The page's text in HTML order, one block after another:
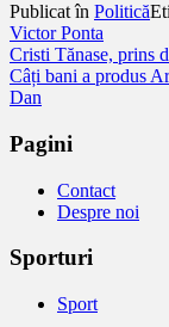
Publicat în Politică
Victor Ponta
Navigare
în
Cristi Tănase, prins
Câți bani a produs
Dan
Pagini
Contact
Despre noi
Sporturi
Sport